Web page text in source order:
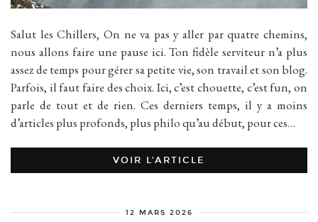
Salut les Chillers, On ne va pas y aller par quatre chemins,
nous allons faire une pause ici. Ton fidèle serviteur n’a plus
assez de temps pour gérer sa petite vie, son travail et son blog.
Parfois, il faut faire des choix. Ici, c’est chouette, c’est fun, on
parle de tout et de rien. Ces derniers temps, il y a moins
d’articles plus profonds, plus philo qu’au début, pour ces…
VOIR L’ARTICLE
12 MARS 2026